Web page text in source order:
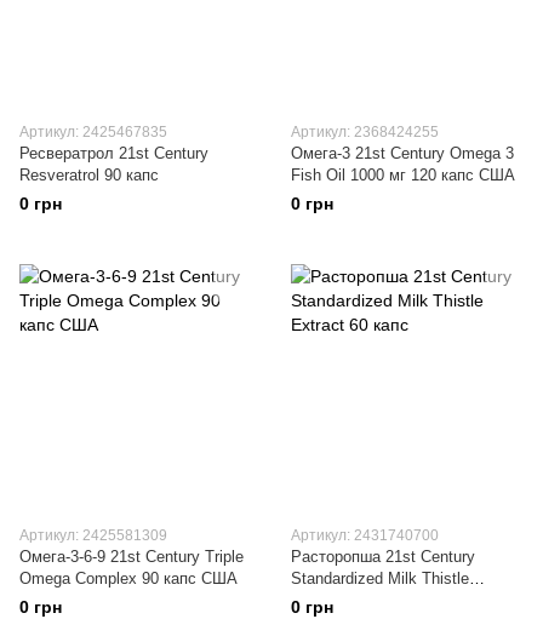
Артикул: 2425467835
Ресвератрол 21st Century
Resveratrol 90 капс
0 грн
Артикул: 2368424255
Омега-3 21st Century Omega 3
Fish Oil 1000 мг 120 капс США
0 грн
Артикул: 2425581309
Омега-3-6-9 21st Century Triple
Omega Complex 90 капс США
0 грн
Артикул: 2431740700
Расторопша 21st Century
Standardized Milk Thistle
Extract 60 капс
0 грн